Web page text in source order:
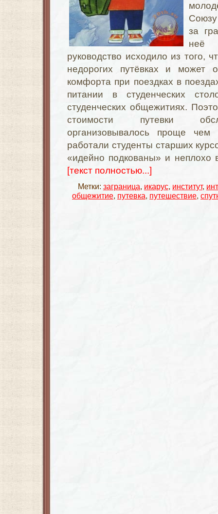
за
неё
руководство исходило из того,
недорогих путёвках и может
комфорта при поездках в
питании в студенческих
студенческих общежитиях.
стоимости путевки
организовывалось проще чем
работали студенты старших
«идейно подкованы» и неплохо
[текст полностью...]
Метки: заграница, икарус, институт,
общежитие, путевка, путешествие,